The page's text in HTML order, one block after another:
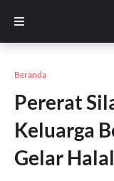
Beranda
Pererat
Keluarga
Gelar